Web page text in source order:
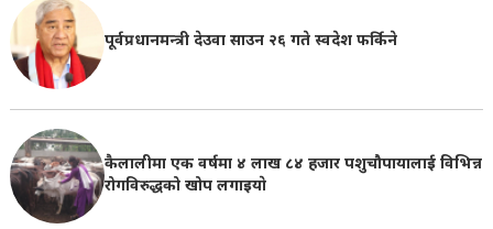
पूर्वप्रधानमन्त्री देउवा साउन २६ गते स्वदेश फर्किने
कैलालीमा एक वर्षमा ४ लाख ८४ हजार पशुचौपायालाई विभिन्न
रोगविरुद्धको खोप लगाइयाे